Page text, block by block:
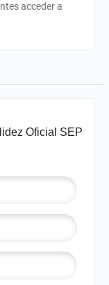
acceder a
Oficial SEP